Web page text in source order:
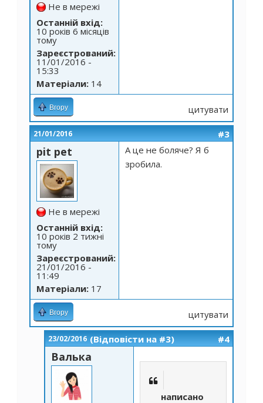
Не в мережі
Останній вхід:
10 років 6 місяців
тому
Зареєстрований:
11/01/2016 -
15:33
Матеріали: 14
Вгору цитувати
21/01/2016 #3
pit pet
Не в мережі
Останній вхід:
10 років 2 тижні
тому
Зареєстрований:
21/01/2016 -
11:49
Матеріали: 17
А це не боляче? Я б
зробила.
Вгору цитувати
23/02/2016 (Відповісти на #3) #4
Валька
написано